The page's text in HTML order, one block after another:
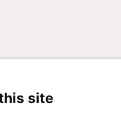
site